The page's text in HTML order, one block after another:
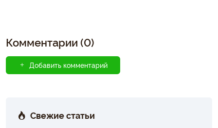
Комментарии (0)
Добавить комментарий
Свежие статьи